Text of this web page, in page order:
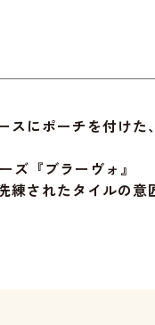
スにポーチを付け
ズ『ブラーヴォ』
練されたタイルの